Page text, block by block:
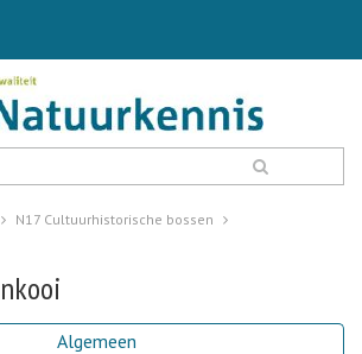
N17 Cultuurhistorische bossen
Algemeen